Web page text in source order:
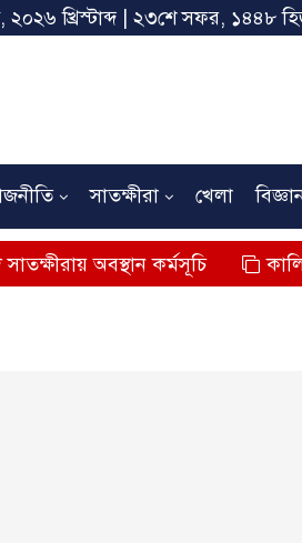
খ্রিস্টাব্দ | ২৩শে সফর, ১৪৪৮
সাতক্ষীরা খেলা
কর্মসূচি কালিগঞ্জে